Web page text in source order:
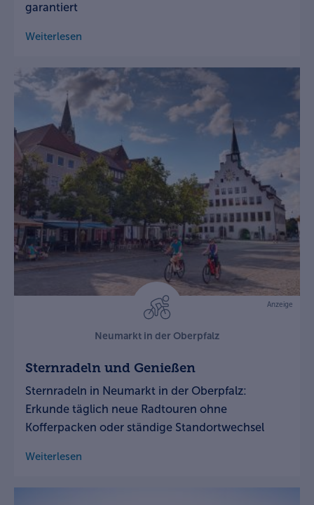
garantiert
Weiterlesen
Anzeige
Neumarkt in der Oberpfalz
Sternradeln und Genießen
Sternradeln in Neumarkt in der Oberpfalz:
Erkunde täglich neue Radtouren ohne
Kofferpacken oder ständige Standortwechsel
Weiterlesen